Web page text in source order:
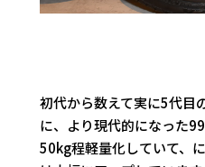
初代から数えて実に5代目
に、より現代的になった
50kg程軽量化していて、